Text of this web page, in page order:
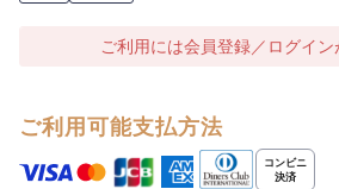
ご利用には会員登録／ログイン
ご利用可能支払方法